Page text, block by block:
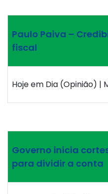
Paulo Paiva –
fiscal
Hoje em Dia (Opinião) |
Governo inicia
para dividir a conta